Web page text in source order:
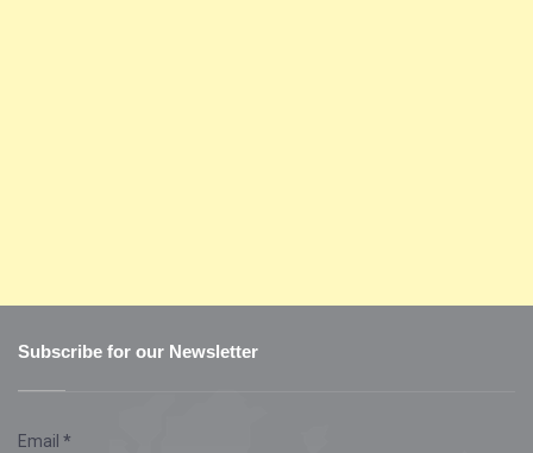
Subscribe for our Newsletter
Email *